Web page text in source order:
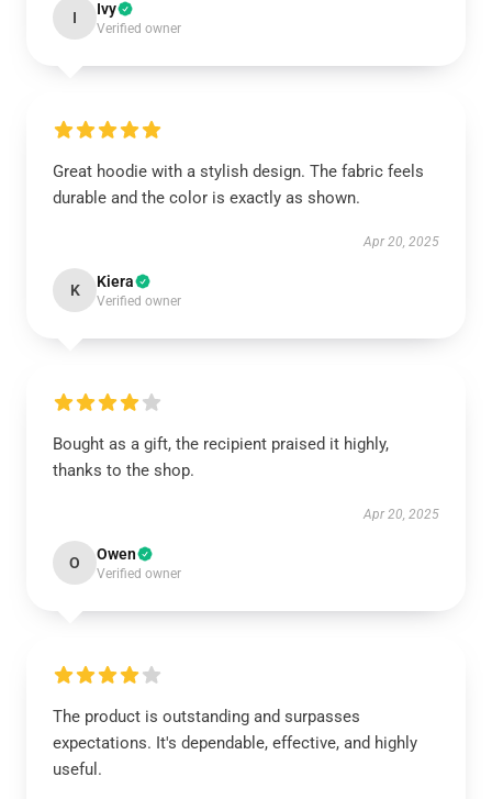
I Ivy
Verified owner
Great hoodie with a stylish design. The fabric feels
durable and the color is exactly as shown.
Apr 20, 2025
K Kiera
Verified owner
Bought as a gift, the recipient praised it highly,
thanks to the shop.
Apr 20, 2025
O Owen
Verified owner
The product is outstanding and surpasses
expectations. It's dependable, effective, and highly
useful.